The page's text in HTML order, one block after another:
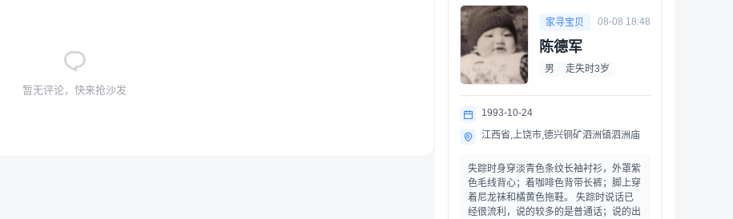
暂无评论，快来抢沙发
家寻宝贝 08-08 18:48
陈德军
男 走失时3岁
1993-10-24
江西省,上饶市,德兴铜矿泗洲镇泗洲庙
失踪时身穿淡青色条纹长袖衬衫，外罩紫
色毛线背心；着咖啡色背带长裤；脚上穿
着尼龙袜和橘黄色拖鞋。 失踪时说话已
经很流利，说的较多的是普通话；说的出